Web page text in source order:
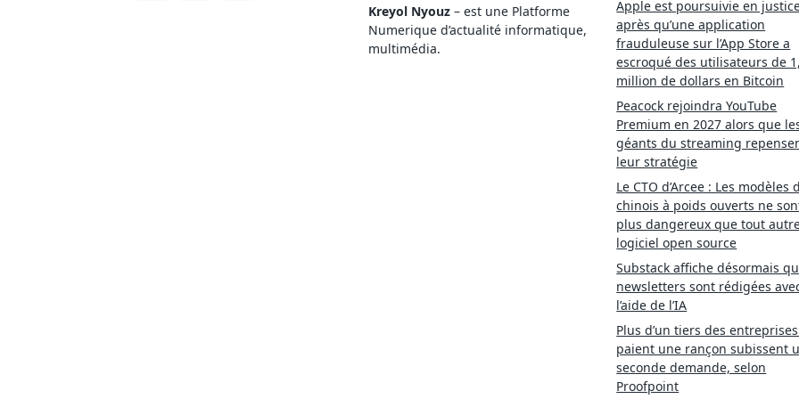
Kreyol Nyouz – est une Platforme
Numerique d’actualité informatique,
multimédia.
Apple est poursuivie en
après qu’une application
frauduleuse sur l’App Store a
escroqué des utilisateurs de
million de dollars en Bitcoin
Peacock rejoindra YouTube
Premium en 2027 alors que
géants du streaming
leur stratégie
Le CTO d’Arcee : Les modèles
chinois à poids ouverts ne
plus dangereux que tout
logiciel open source
Substack affiche désormais
newsletters sont rédigées
l’aide de l’IA
Plus d’un tiers des
paient une rançon subissent
seconde demande, selon
Proofpoint